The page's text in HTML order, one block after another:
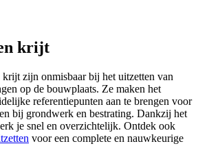
krijt
krijt zijn onmisbaar bij het uitzetten van
op de bouwplaats. Ze maken het
referentiepunten aan te brengen voor
bij grondwerk en bestrating. Dankzij het
je snel en overzichtelijk. Ontdek ook
voor een complete en nauwkeurige